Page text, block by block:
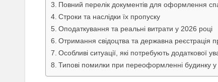
Повний перелік документів для оформлення
Строки та наслідки їх пропуску
Оподаткування та реальні витрати у 2026 році
Отримання свідоцтва та державна реєстрація
Особливі ситуації, які потребують додаткової
Типові помилки при переоформленні будинку у